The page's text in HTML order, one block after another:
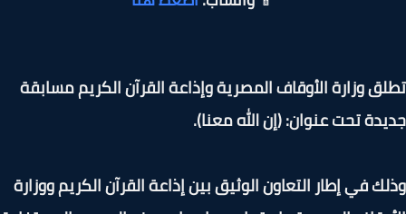
وزارة الأوقاف المصرية وإذاعة القرآن الكريم مسابقة
تحت عنوان: (إن الله معنا).
في إطار التعاون الوثيق بين إذاعة القرآن الكريم ووزارة